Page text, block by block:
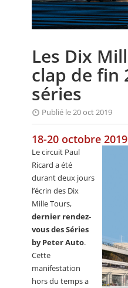
FOCUS
ANNUAIRES
PETITES ANNONCES
Les Dix
clap de fin
séries
Publié le 20 oct 2019
18-20 octobre
Le circuit Paul
Ricard a été
durant deux jours
l’écrin des Dix
Mille Tours,
dernier rendez-
vous des Séries
by Peter Auto.
Cette
manifestation
hors du temps a